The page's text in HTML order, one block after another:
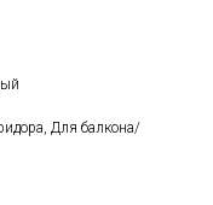
Для балкона/